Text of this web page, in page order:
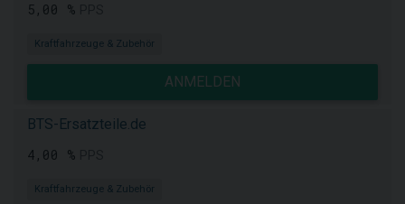
5,00 %
Kraftfahrzeuge & Zubehör
ANMELDEN
BTS-Ersatzteile.de
4,00 %
Kraftfahrzeuge & Zubehör